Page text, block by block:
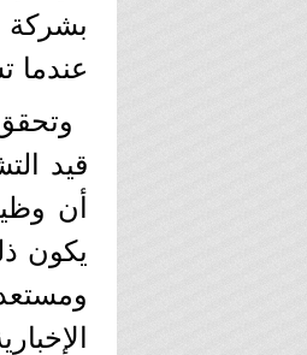
عندما
قيد
أن
يكون